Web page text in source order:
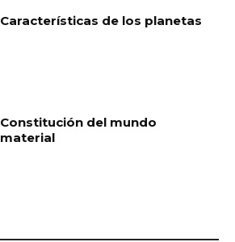
Características de los planetas
Constitución del mundo
material